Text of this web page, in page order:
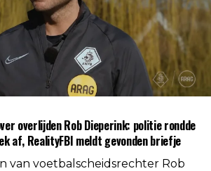
de eerste onderzoeksfase liet de
er geen aanwijzingen zijn
van andere
is die mogelijkheid volgens de
mededelingen gedaan over
overlijden Rob Dieperink: politie rondde
af, RealityFBI meldt gevonden briefje
van voetbalscheidsrechter Rob